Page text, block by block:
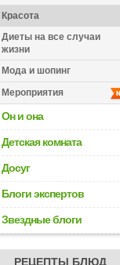
Красота
Диеты на все случаи
жизни
Мода и шопинг
Мероприятия
Он и она
Детская комната
Досуг
Блоги экспертов
Звездные блоги
РЕЦЕПТЫ БЛЮД